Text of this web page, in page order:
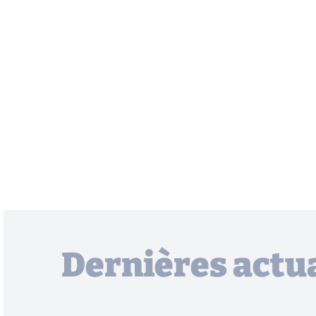
Dernières